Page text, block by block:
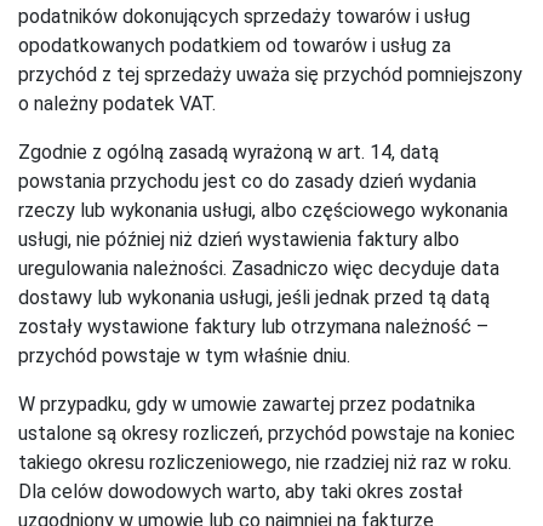
podatników dokonujących sprzedaży towarów i usług
opodatkowanych podatkiem od towarów i usług za
przychód z tej sprzedaży uważa się przychód pomniejszony
o należny podatek VAT.
Zgodnie z ogólną zasadą wyrażoną w art. 14, datą
powstania przychodu jest co do zasady dzień wydania
rzeczy lub wykonania usługi, albo częściowego wykonania
usługi, nie później niż dzień wystawienia faktury albo
uregulowania należności. Zasadniczo więc decyduje data
dostawy lub wykonania usługi, jeśli jednak przed tą datą
zostały wystawione faktury lub otrzymana należność –
przychód powstaje w tym właśnie dniu.
W przypadku, gdy w umowie zawartej przez podatnika
ustalone są okresy rozliczeń, przychód powstaje na koniec
takiego okresu rozliczeniowego, nie rzadziej niż raz w roku.
Dla celów dowodowych warto, aby taki okres został
uzgodniony w umowie lub co najmniej na fakturze